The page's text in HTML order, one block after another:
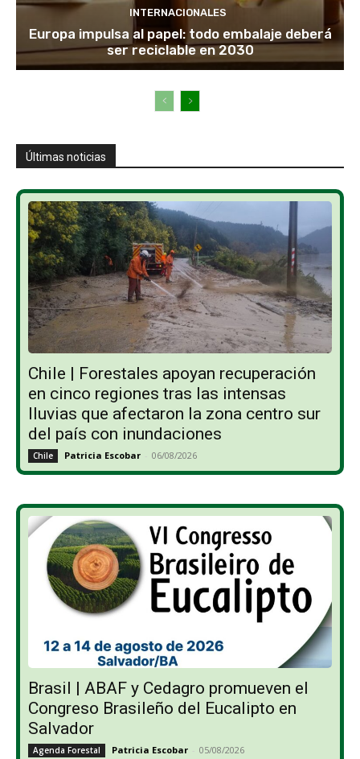
INTERNACIONALES
Europa impulsa al papel: todo embalaje deberá
ser reciclable en 2030
Últimas noticias
Chile | Forestales apoyan recuperación
en cinco regiones tras las intensas
lluvias que afectaron la zona centro sur
del país con inundaciones
Chile Patricia Escobar - 06/08/2026
Brasil | ABAF y Cedagro promueven el
Congreso Brasileño del Eucalipto en
Salvador
Agenda Forestal Patricia Escobar - 05/08/2026